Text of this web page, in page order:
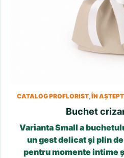
CATALOG PROFLORIST, ÎN
Buchet
Varianta Small a
un gest delicat și plin
pentru momente intime